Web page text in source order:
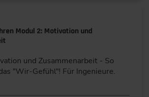
Modul 2: Motivation und
und Zusammenarbeit - So
"Wir-Gefühl"! Für Ingenieure.